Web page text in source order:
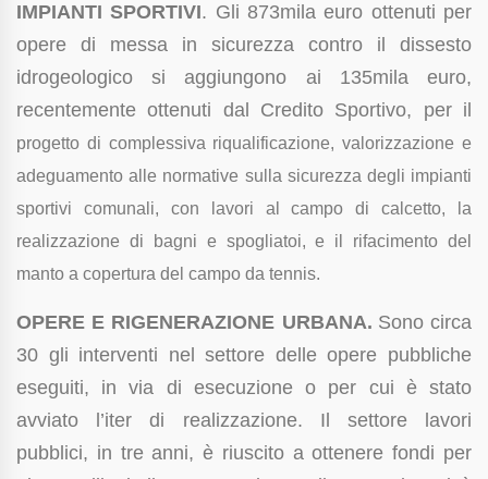
IMPIANTI SPORTIVI. Gli 873mila euro ottenuti per
opere di messa in sicurezza contro il dissesto
idrogeologico si aggiungono ai 135mila euro,
recentemente ottenuti dal Credito Sportivo, per il
progetto di complessiva riqualificazione, valorizzazione e
adeguamento alle normative sulla sicurezza degli impianti
sportivi comunali, con lavori al campo di calcetto, la
realizzazione di bagni e spogliatoi, e il rifacimento del
manto a copertura del campo da tennis.
OPERE E RIGENERAZIONE URBANA. Sono circa
30 gli interventi nel settore delle opere pubbliche
eseguiti, in via di esecuzione o per cui è stato
avviato l’iter di realizzazione. Il settore lavori
pubblici, in tre anni, è riuscito a ottenere fondi per